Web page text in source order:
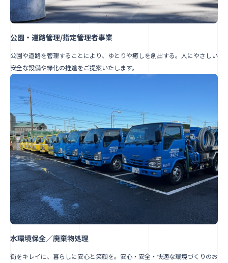
公園・道路管理/指定管理者事業
公園や道路を管理することにより、ゆとりや癒しを創出する。人にやさしい
安全な設備や緑化の推進をご提案いたします。
水環境保全／廃棄物処理
街をキレイに、暮らしに安心と笑顔を。安心・安全・快適な環境づくりのお